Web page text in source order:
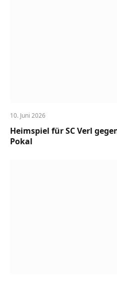
10. Juni 2026
Heimspiel für SC Verl
Pokal